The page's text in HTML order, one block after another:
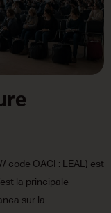
code OACI : LEAL) est
la principale
sur la